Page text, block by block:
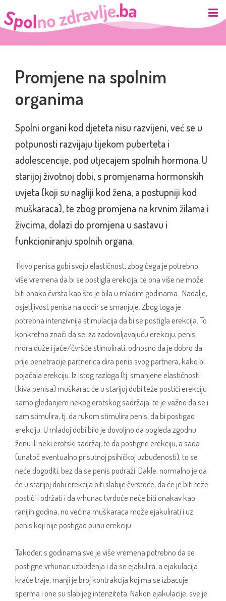
Promjene na spolnim
organima
Spolni organi kod djeteta nisu razvijeni, već se u
potpunosti razvijaju tijekom puberteta i
adolescencije, pod utjecajem spolnih hormona. U
starijoj životnoj dobi, s promjenama hormonskih
uvjeta (koji su nagliji kod žena, a postupniji kod
muškaraca), te zbog promjena na krvnim žilama i
živcima, dolazi do promjena u sastavu i
funkcioniranju spolnih organa.
Tkivo penisa gubi svoju elastičnost, zbog čega je potrebno
više vremena da bi se postigla erekcija, te ona više ne može
biti onako čvrsta kao što je bila u mladim godinama. Nadalje,
osjetljivost penisa na dodir se smanjuje. Zbog toga je
potrebna intenzivnija stimulacija da bi se postigla erekcija. To
konkretno znači da se, za zadovoljavajuću erekciju, penis
mora duže i jače/čvršće stimulirati, odnosno da je dobro da
prije penetracije partnerica dira penis svog partnera, kako bi
pojačala erekciju. Iz istog razloga (tj. smanjene elastičnosti
tkiva penisa) muškarac će u starijoj dobi teže postići erekciju
samo gledanjem nekog erotskog sadržaja, te je važno da se i
sam stimulira, tj. da rukom stimulira penis, da bi postigao
erekciju. U mladoj dobi bilo je dovoljno da pogleda zgodnu
ženu ili neki erotski sadržaj, te da postigne erekciju, a sada
(unatoč eventualno prisutnoj psihičkoj uzbuđenosti), to se
neće dogoditi, bez da se penis podraži. Dakle, normalno je da
će u starijoj dobi erekcija biti slabije čvrstoće, da će je biti teže
postići i održati i da vrhunac tvrdoće neće biti onakav kao
ranijih godina, no većina muškaraca može ejakulirati i uz
penis koji nije postigao punu erekciju.
Također, s godinama sve je više vremena potrebno da se
postigne vrhunac uzbuđenja i da se ejakulira, a ejakulacija
kraće traje, manji je broj kontrakcija kojima se izbacuje
sperma i one su slabijeg intenziteta. Nakon ejakulacije, sve je